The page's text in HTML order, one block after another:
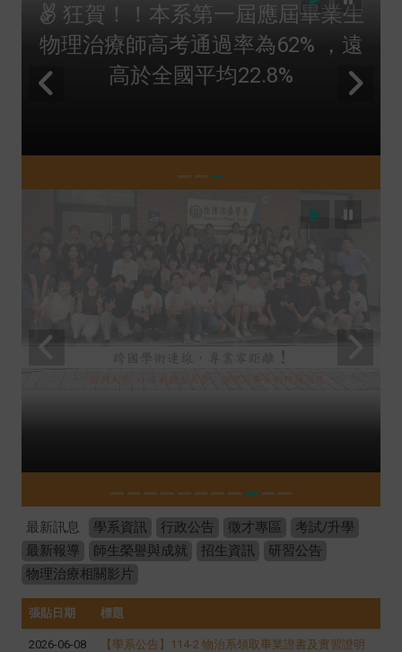
狂賀！！本系第三屆應屆畢業生
物理治療師高考通過率為68.2，遠
高於全國平均26.08%
最新訊息 學系資訊 行政公告 徵才專區
考試/升學
最新報導
師生榮譽與成就 招生資訊
研習公告
物理治療相關影片
張貼日期 標題
2026-06-08
【學系公告】114-2 物治系領取畢業證書及實習證明